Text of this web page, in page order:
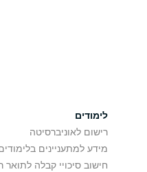
לימודים
רישום לאוניברסיטה
מידע למתעניינים
חישוב סיכויי קבלה לתואר